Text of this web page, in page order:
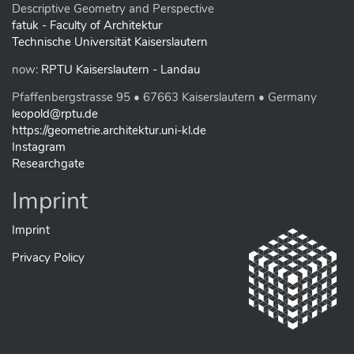
f
u
l
-
i
z
e
i
m
a
…
Descriptive Geometry and Perspective
fatuk - Faculty of Architektur
Technische Universität Kaiserslautern
now: RPTU Kaiserslautern - Landau
Pfaffenbergstrasse 95 • 67663 Kaiserslautern • Germany
leopold@rptu.de
https://geometrie.architektur.uni-kl.de
Instagram
Researchgate
Imprint
Imprint
Privacy Policy